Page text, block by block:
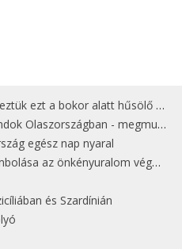
bokor alatt hűsölő cicát Kisorosziban
- megmutatjuk a 15 legjobbat
egész nap nyaral
az önkényuralom végét jelentette
és Szardínián